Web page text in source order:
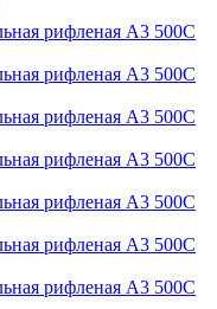
рифленая А3 500С
рифленая А3 500С
рифленая А3 500С
рифленая А3 500С
рифленая А3 500С
рифленая А3 500С
рифленая А3 500С